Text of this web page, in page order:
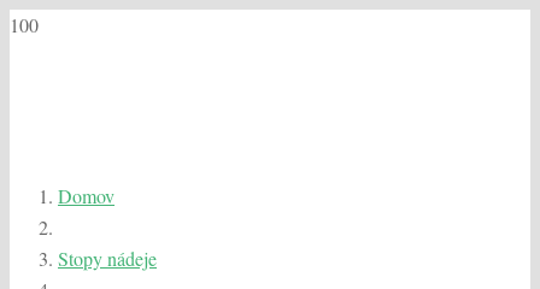
Domov
Stopy nádeje